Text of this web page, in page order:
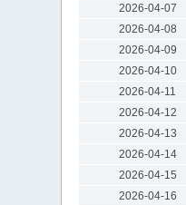
2026-04-07
2026-04-08
2026-04-09
2026-04-10
2026-04-11
2026-04-12
2026-04-13
2026-04-14
2026-04-15
2026-04-16